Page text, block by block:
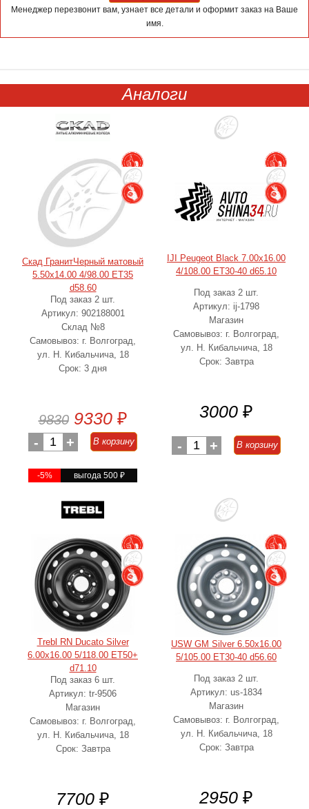
Менеджер перезвонит вам, узнает все детали и оформит заказ на Ваше
имя.
Аналоги
Скад ГранитЧерный матовый
5.50x14.00 4/98.00 ET35
d58.60
Под заказ 2 шт.
Артикул: 902188001
Склад №8
Самовывоз: г. Волгоград,
ул. Н. Кибальчича, 18
Срок: 3 дня
9830 9330 ₽
- 1 + В корзину
-5% выгода 500 ₽
IJI Peugeot Black 7.00x16.00
4/108.00 ET30-40 d65.10
Под заказ 2 шт.
Артикул: ij-1798
Магазин
Самовывоз: г. Волгоград,
ул. Н. Кибальчича, 18
Срок: Завтра
3000 ₽
- 1 + В корзину
Trebl RN Ducato Silver
6.00x16.00 5/118.00 ET50+
d71.10
Под заказ 6 шт.
Артикул: tr-9506
Магазин
Самовывоз: г. Волгоград,
ул. Н. Кибальчича, 18
Срок: Завтра
7700 ₽
USW GM Silver 6.50x16.00
5/105.00 ET30-40 d56.60
Под заказ 2 шт.
Артикул: us-1834
Магазин
Самовывоз: г. Волгоград,
ул. Н. Кибальчича, 18
Срок: Завтра
2950 ₽